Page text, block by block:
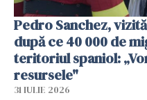
Pedro Sanchez,
după ce 40 000 de
teritoriul spaniol:
resursele"
31 IULIE 2026